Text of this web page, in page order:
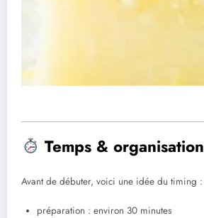
Temps & organisation
Avant de débuter, voici une idée du timing :
préparation : environ 30 minutes